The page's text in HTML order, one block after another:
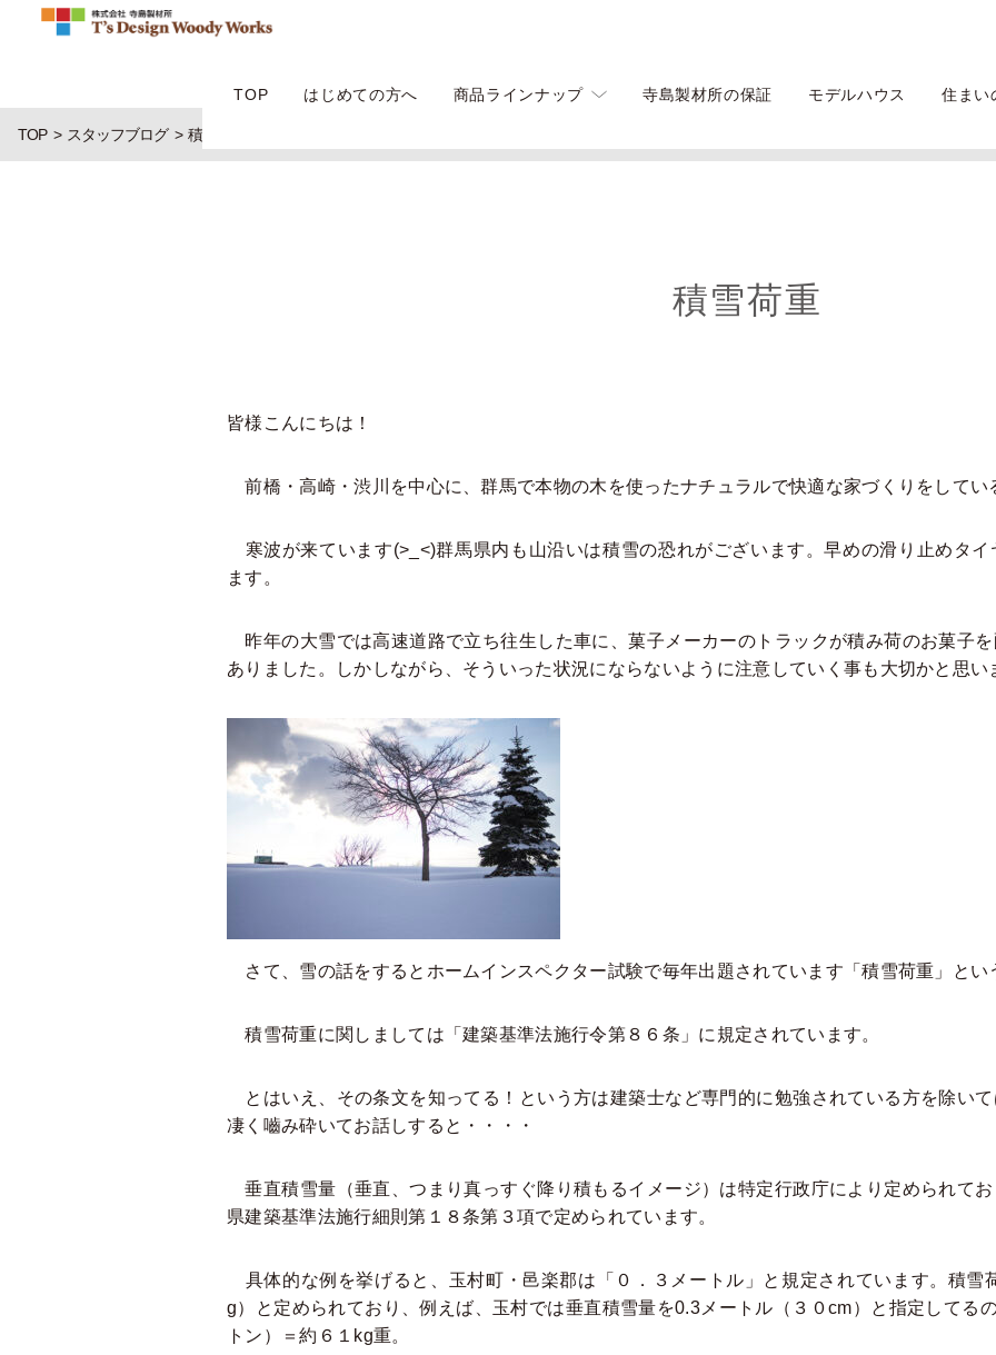
TOP はじめての方へ 商品ラインナップ 寺島製材所の保証 モデルハウス 住まい
TOP スタッフブログ 積雪荷重
積雪荷重
皆様こんにちは！
前橋・高崎・渋川を中心に、群馬で本物の木を使ったナチュラルで快適な家づくりをしてい
寒波が来ています(>_<)群馬県内も山沿いは積雪の恐れがございます。早めの滑り止めタ
ます。
昨年の大雪では高速道路で立ち往生した車に、菓子メーカーのトラックが積み荷のお菓子
ありました。しかしながら、そういった状況にならないように注意していく事も大切かと思い
さて、雪の話をするとホームインスペクター試験で毎年出題されています「積雪荷重」とい
積雪荷重に関しましては「建築基準法施行令第８６条」に規定されています。
とはいえ、その条文を知ってる！という方は建築士など専門的に勉強されている方を除い
凄く嚙み砕いてお話しすると・・・・
垂直積雪量（垂直、つまり真っすぐ降り積もるイメージ）は特定行政庁により定められて
県建築基準法施行細則第１８条第３項で定められています。
具体的な例を挙げると、玉村町・邑楽郡は「０．３メートル」と規定されています。積雪
g）と定められており、例えば、玉村では垂直積雪量を0.3メートル（３０cm）と指定してる
トン）＝約６１kg重。